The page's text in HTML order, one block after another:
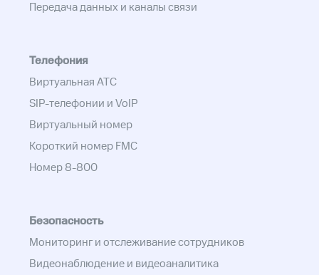
Передача данных и каналы связи
Телефония
Виртуальная АТС
SIP-телефонии и VoIP
Виртуальный номер
Короткий номер FMC
Номер 8-800
Безопасность
Мониторинг и отслеживание сотрудников
Видеонаблюдение и видеоаналитика